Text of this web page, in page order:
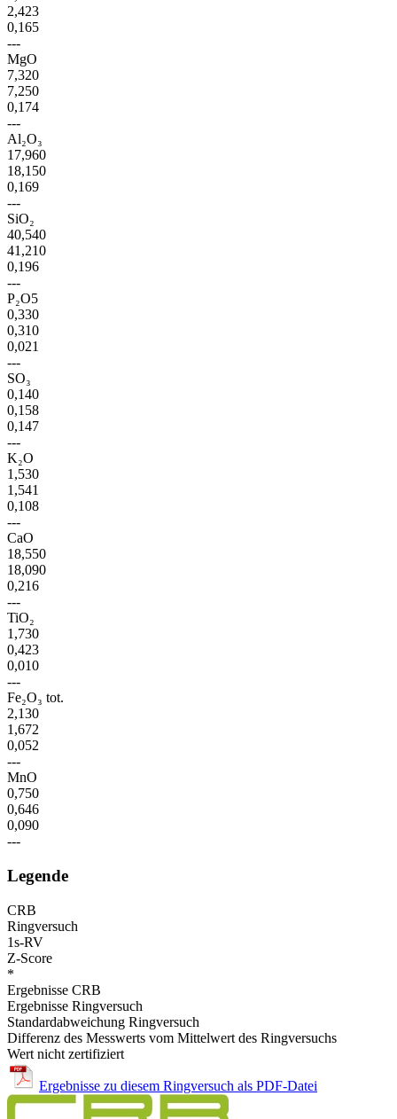
2,423
0,165
---
MgO
7,320
7,250
0,174
---
Al₂O₃
17,960
18,150
0,169
---
SiO₂
40,540
41,210
0,196
---
P₂O5
0,330
0,310
0,021
---
SO₃
0,140
0,158
0,147
---
K₂O
1,530
1,541
0,108
---
CaO
18,550
18,090
0,216
---
TiO₂
1,730
0,423
0,010
---
Fe₂O₃ tot.
2,130
1,672
0,052
---
MnO
0,750
0,646
0,090
---
Legende
CRB
Ringversuch
1s-RV
Z-Score
*
Ergebnisse CRB
Ergebnisse Ringversuch
Standardabweichung Ringversuch
Differenz des Messwerts vom Mittelwert des Ringversuchs
Wert nicht zertifiziert
Ergebnisse zu diesem Ringversuch als PDF-Datei